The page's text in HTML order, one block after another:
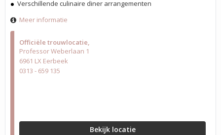
Officiële trouwlocatie
Professor Weberlaan 1
6961 LX Eerbeek
0313 - 659 135
Bekijk locatie
Verschillende culinaire diner arrangementen
Meer informatie